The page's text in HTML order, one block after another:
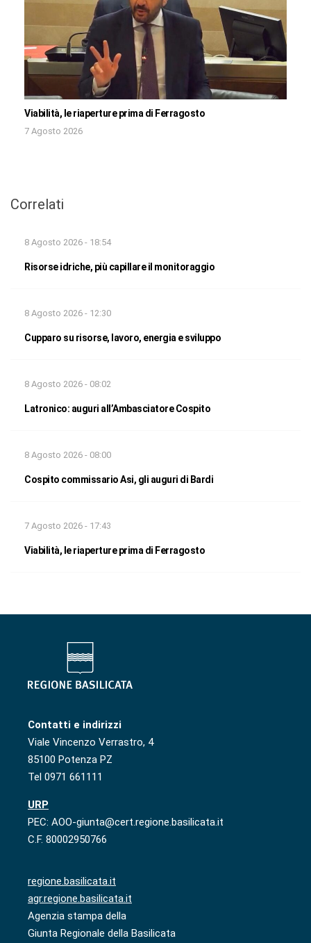
Viabilità, le riaperture prima di Ferragosto
7 Agosto 2026
Correlati
8 Agosto 2026 - 18:54
Risorse idriche, più capillare il monitoraggio
8 Agosto 2026 - 12:30
Cupparo su risorse, lavoro, energia e sviluppo
8 Agosto 2026 - 08:02
Latronico: auguri all’Ambasciatore Cospito
8 Agosto 2026 - 08:00
Cospito commissario Asi, gli auguri di Bardi
7 Agosto 2026 - 17:43
Viabilità, le riaperture prima di Ferragosto
Contatti e indirizzi
Viale Vincenzo Verrastro, 4
85100 Potenza PZ
Tel 0971 661111
URP
PEC: AOO-giunta@cert.regione.basilicata.it
C.F. 80002950766
regione.basilicata.it
agr.regione.basilicata.it
Agenzia stampa della
Giunta Regionale della Basilicata